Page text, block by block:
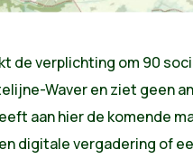
de verplichting om 90
Waver en ziet geen
aan hier de komende
digitale vergadering of